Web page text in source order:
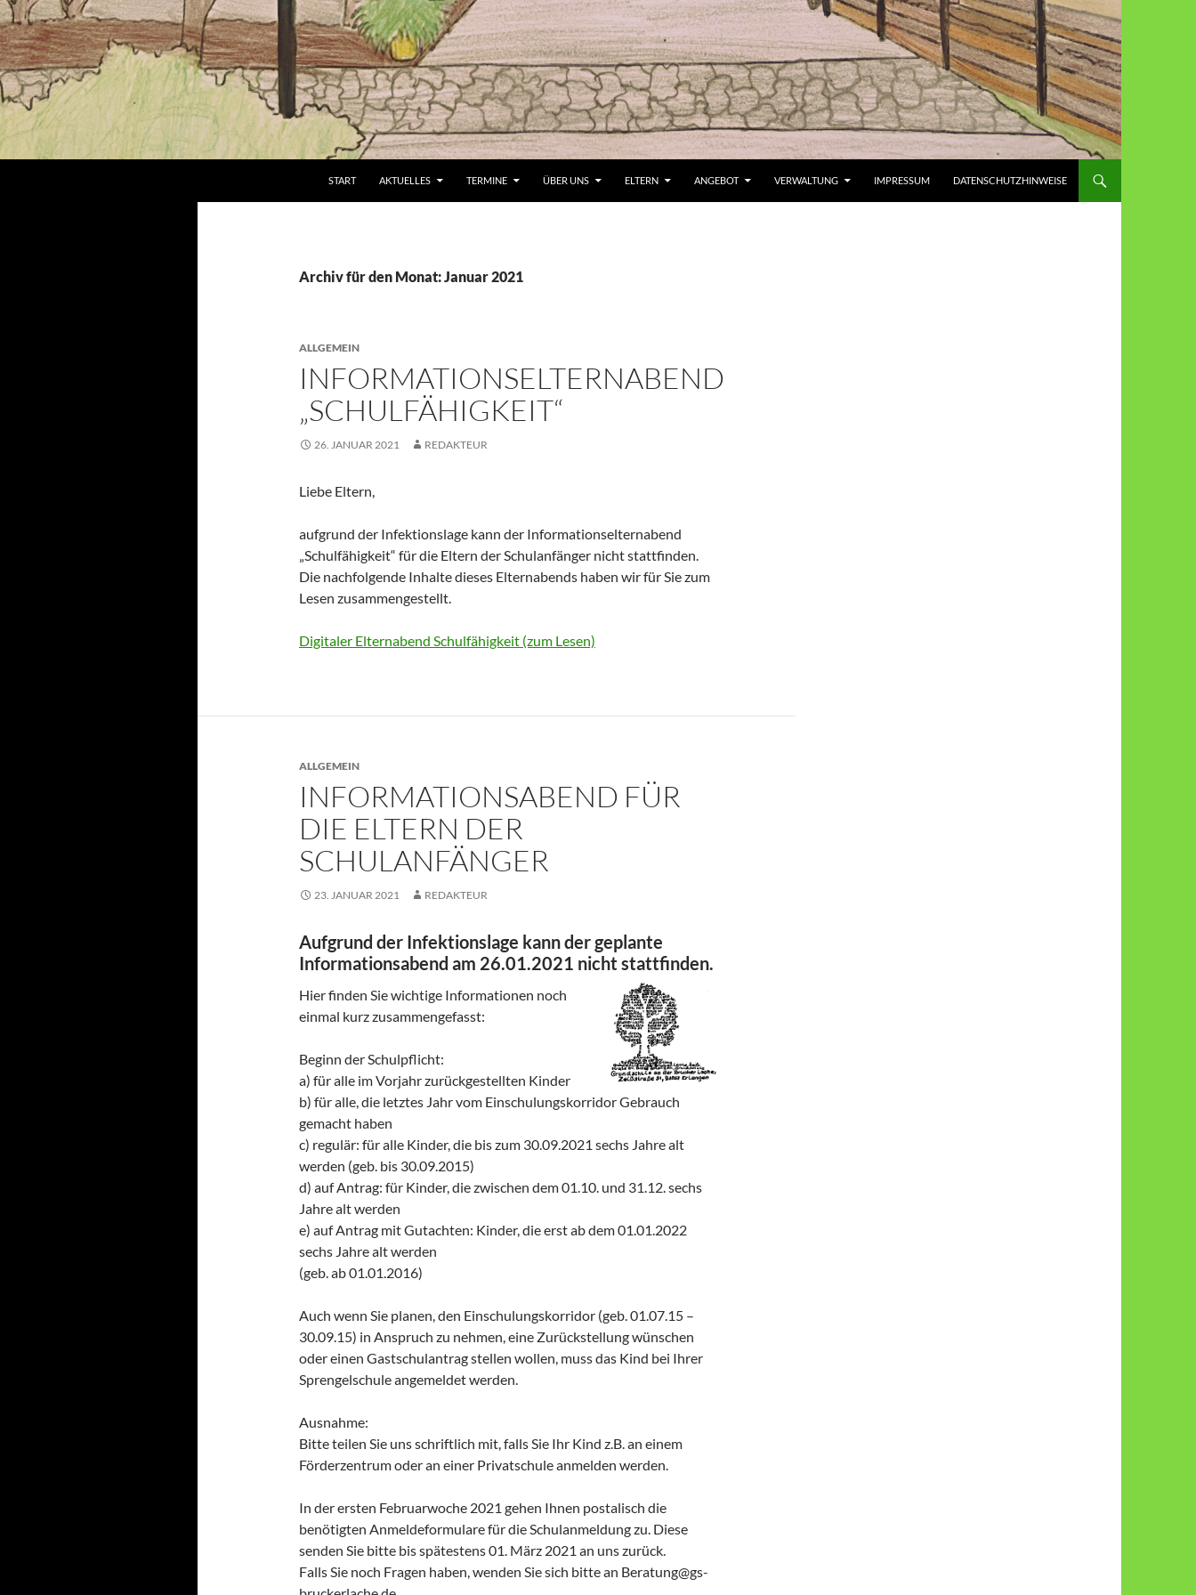
START AKTUELLES TERMINE ÜBER UNS ELTERN ANGEBOT VERWALTUNG IMPRESSUM DATENSCHUTZHINWEISE
Archiv für den Monat: Januar 2021
ALLGEMEIN
INFORMATIONSELTERNABEND
„SCHULFÄHIGKEIT“
26. JANUAR 2021 REDAKTEUR
Liebe Eltern,
aufgrund der Infektionslage kann der Informationselternabend
„Schulfähigkeit“ für die Eltern der Schulanfänger nicht stattfinden.
Die nachfolgende Inhalte dieses Elternabends haben wir für Sie zum
Lesen zusammengestellt.
Digitaler Elternabend Schulfähigkeit (zum Lesen)
ALLGEMEIN
INFORMATIONSABEND FÜR
DIE ELTERN DER
SCHULANFÄNGER
23. JANUAR 2021 REDAKTEUR
Aufgrund der Infektionslage kann der geplante
Informationsabend am 26.01.2021 nicht stattfinden.
Hier finden Sie wichtige Informationen noch
einmal kurz zusammengefasst:
Beginn der Schulpflicht:
a) für alle im Vorjahr zurückgestellten Kinder
b) für alle, die letztes Jahr vom Einschulungskorridor Gebrauch
gemacht haben
c) regulär: für alle Kinder, die bis zum 30.09.2021 sechs Jahre alt
werden (geb. bis 30.09.2015)
d) auf Antrag: für Kinder, die zwischen dem 01.10. und 31.12. sechs
Jahre alt werden
e) auf Antrag mit Gutachten: Kinder, die erst ab dem 01.01.2022
sechs Jahre alt werden
(geb. ab 01.01.2016)
Auch wenn Sie planen, den Einschulungskorridor (geb. 01.07.15 –
30.09.15) in Anspruch zu nehmen, eine Zurückstellung wünschen
oder einen Gastschulantrag stellen wollen, muss das Kind bei Ihrer
Sprengelschule angemeldet werden.
Ausnahme:
Bitte teilen Sie uns schriftlich mit, falls Sie Ihr Kind z.B. an einem
Förderzentrum oder an einer Privatschule anmelden werden.
In der ersten Februarwoche 2021 gehen Ihnen postalisch die
benötigten Anmeldeformulare für die Schulanmeldung zu. Diese
senden Sie bitte bis spätestens 01. März 2021 an uns zurück.
Falls Sie noch Fragen haben, wenden Sie sich bitte an Beratung@gs-